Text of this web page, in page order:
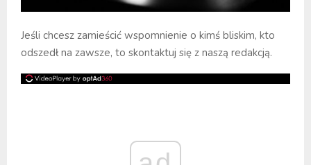
Jeśli chcesz zamieścić wspomnienie o kimś bliskim, kto
odszedł na zawsze, to skontaktuj się z naszą redakcją.